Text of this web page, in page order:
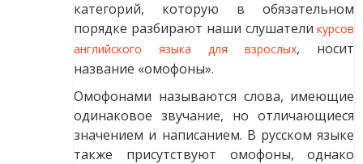
категорий, которую в обязательном
порядке разбирают наши слушателикурсов
английского языка для взрослых, носит
название «омофоны».
Омофонами называются слова, имеющие
одинаковое звучание, но отличающиеся
значением и написанием. В русском языке
также присутствуют омофоны, однако